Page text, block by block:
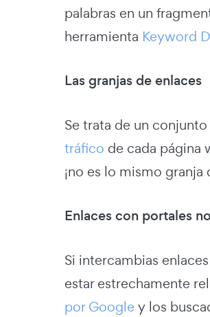
palabras en un
herramienta Keyword
Las granjas de enlaces
Se trata de un
tráfico de cada página
¡no es lo mismo
Enlaces con portales
Si intercambias
estar estrechamente
por Google y los